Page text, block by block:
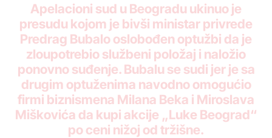
Apelacioni sud u Beogradu ukinuo je
presudu kojom je bivši ministar privrede
Predrag Bubalo oslobođen optužbi da je
zloupotrebio službeni položaj i naložio
ponovno suđenje. Bubalu se sudi jer je sa
drugim optuženima navodno omogućio
firmi biznismena Milana Beka i Miroslava
Miškovića da kupi akcije „Luke Beograd“
po ceni nižoj od tržišne.